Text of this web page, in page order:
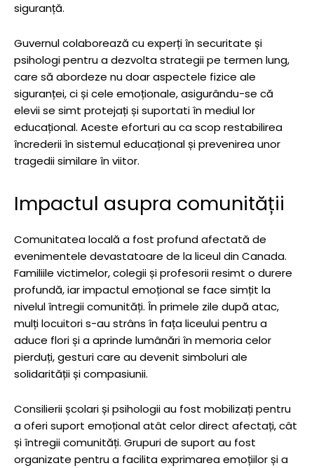
siguranță.
Guvernul colaborează cu experți în securitate și
psihologi pentru a dezvolta strategii pe termen lung,
care să abordeze nu doar aspectele fizice ale
siguranței, ci și cele emoționale, asigurându-se că
elevii se simt protejați și suportati în mediul lor
educațional. Aceste eforturi au ca scop restabilirea
încrederii în sistemul educațional și prevenirea unor
tragedii similare în viitor.
Impactul asupra comunității
Comunitatea locală a fost profund afectată de
evenimentele devastatoare de la liceul din Canada.
Familiile victimelor, colegii și profesorii resimt o durere
profundă, iar impactul emoțional se face simțit la
nivelul întregii comunități. În primele zile după atac,
mulți locuitori s-au strâns în fața liceului pentru a
aduce flori și a aprinde lumânări în memoria celor
pierduți, gesturi care au devenit simboluri ale
solidarității și compasiunii.
Consilierii școlari și psihologii au fost mobilizați pentru
a oferi suport emoțional atât celor direct afectați, cât
și întregii comunități. Grupuri de suport au fost
organizate pentru a facilita exprimarea emoțiilor și a